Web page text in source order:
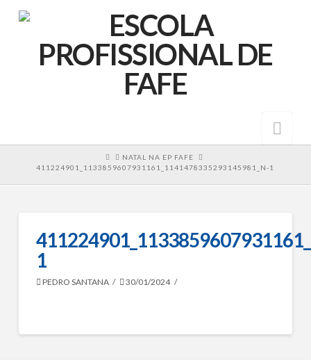
HOMENATAL NA EP FAFE
411224901_1133859607931161_1141478335293145981_N-1
1
PEDRO SANTANA 30/01/2024